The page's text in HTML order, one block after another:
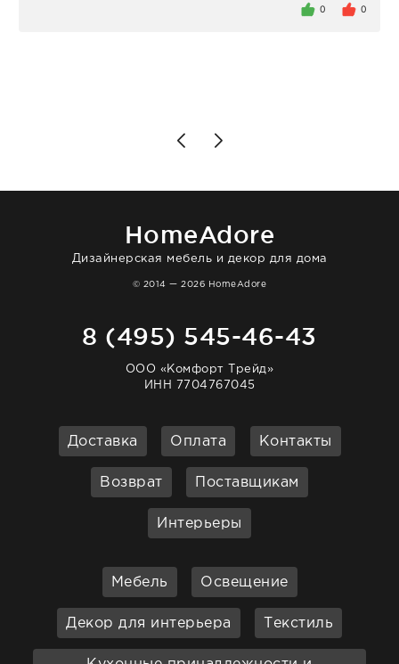
то качество выше всяких похвал. Выглядит
0 0
HomeAdore
Дизайнерская мебель и декор для дома
© 2014 — 2026 HomeAdore
8 (495) 545-46-43
ООО «Комфорт Трейд»
ИНН 7704767045
Доставка Оплата Контакты
Возврат Поставщикам
Интерьеры
Мебель Освещение
Декор для интерьера Текстиль